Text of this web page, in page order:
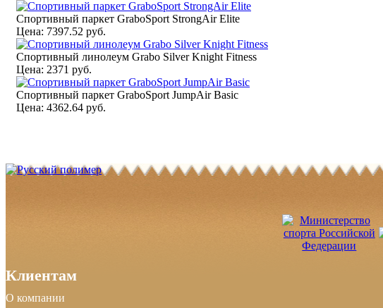
Спортивный паркет GraboSport StrongAir Elite
Цена: 7397.52 руб.
Спортивный линолеум Grabo Silver Knight Fitness
Цена: 2371 руб.
Спортивный паркет GraboSport JumpAir Basic
Цена: 4362.64 руб.
Клиентам
О компании